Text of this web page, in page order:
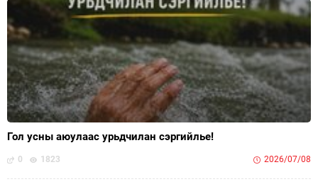
Гол усны аюулаас урьдчилан сэргийлье!
0 1823 2026/07/08